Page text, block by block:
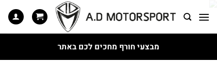
מבצעי חורף מחכים לכם באתר